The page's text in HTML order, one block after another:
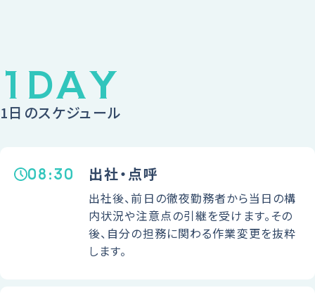
1DAY
1日のスケジュール
08:30 出社・点呼
出社後、前日の徹夜勤務者から当日の構
内状況や注意点の引継を受けます。その
後、自分の担務に関わる作業変更を抜粋
します。